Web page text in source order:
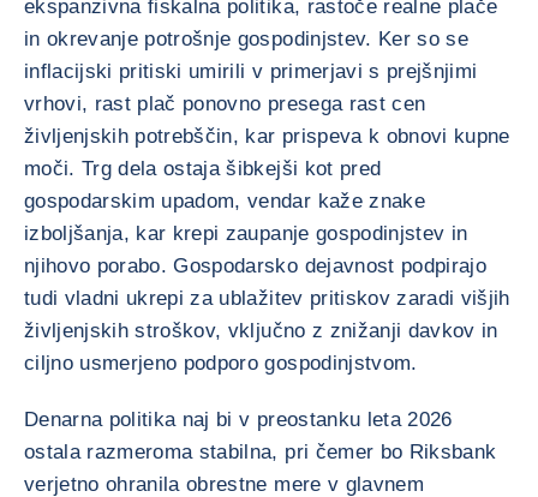
ekspanzivna fiskalna politika, rastoče realne plače
in okrevanje potrošnje gospodinjstev. Ker so se
inflacijski pritiski umirili v primerjavi s prejšnjimi
vrhovi, rast plač ponovno presega rast cen
življenjskih potrebščin, kar prispeva k obnovi kupne
moči. Trg dela ostaja šibkejši kot pred
gospodarskim upadom, vendar kaže znake
izboljšanja, kar krepi zaupanje gospodinjstev in
njihovo porabo. Gospodarsko dejavnost podpirajo
tudi vladni ukrepi za ublažitev pritiskov zaradi višjih
življenjskih stroškov, vključno z znižanji davkov in
ciljno usmerjeno podporo gospodinjstvom.
Denarna politika naj bi v preostanku leta 2026
ostala razmeroma stabilna, pri čemer bo Riksbank
verjetno ohranila obrestne mere v glavnem